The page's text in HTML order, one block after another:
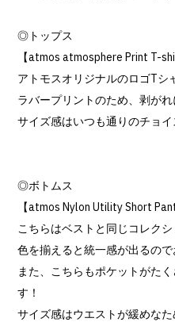
◎トップス
【atmos atmosphere Print T-
アトモスオリジナルのロゴTシ
ラバープリントのため、剥が
サイズ感はいつも通りのチョ
◎ボトムス
【atmos Nylon Utility Short
こちらはベストと同じコレク
色を揃えると統一感が出るので
また、こちらもポケットがた
す！
サイズ感はウエストが緩めな